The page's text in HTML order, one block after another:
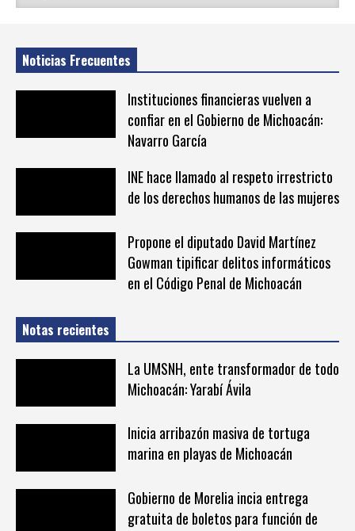
Noticias Frecuentes
Instituciones financieras vuelven a
confiar en el Gobierno de Michoacán:
Navarro García
INE hace llamado al respeto irrestricto
de los derechos humanos de las mujeres
Propone el diputado David Martínez
Gowman tipificar delitos informáticos
en el Código Penal de Michoacán
Notas recientes
La UMSNH, ente transformador de todo
Michoacán: Yarabí Ávila
Inicia arribazón masiva de tortuga
marina en playas de Michoacán
Gobierno de Morelia incia entrega
gratuita de boletos para función de